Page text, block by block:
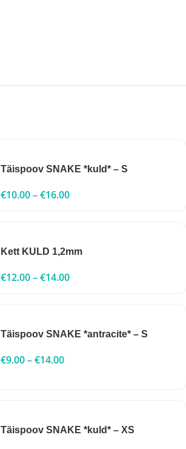
Täispoov SNAKE *kuld* – S
€10.00–€16.00
Kett KULD 1,2mm
€12.00–€14.00
Täispoov SNAKE *antracite* – S
€9.00–€14.00
Täispoov SNAKE *kuld* – XS